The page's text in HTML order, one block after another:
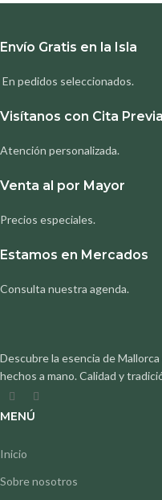
Envío Gratis en la Isla
En pedidos seleccionados.
Visítanos con Cita Previa
Atención personalizada.
Venta al por Mayor
Precios especiales.
Estamos en Mercados
Consulta nuestra agenda.
Descubre la esencia de
hechos a mano. Calidad y
MENÚ
Inicio
Sobre nosotros